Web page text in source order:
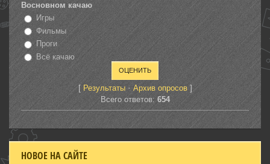
Восновном качаю
Игры
Фильмы
Проги
Всё качаю
[ Результаты· Архив опросов]
Всего ответов: 654
НОВОЕ НА САЙТЕ